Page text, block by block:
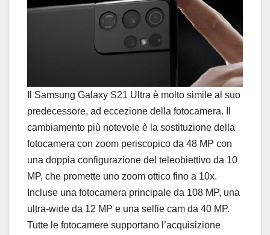
Il Samsung Galaxy S21 Ultra è molto simile al suo
predecessore, ad eccezione della fotocamera. Il
cambiamento più notevole è la sostituzione della
fotocamera con zoom periscopico da 48 MP con
una doppia configurazione del teleobiettivo da 10
MP, che promette uno zoom ottico fino a 10x.
Incluse una fotocamera principale da 108 MP, una
ultra-wide da 12 MP e una selfie cam da 40 MP.
Tutte le fotocamere supportano l’acquisizione